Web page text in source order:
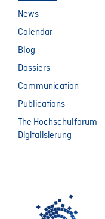
News
Calendar
Blog
Dossiers
Communication
Publications
The Hochschulforum
Digitalisierung